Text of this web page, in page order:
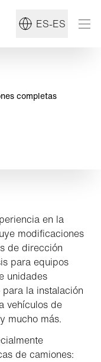
ES-ES
completas
en la
modificaciones
de dirección
para equipos
unidades
la instalación
vehículos de
mucho más.
de camiones: